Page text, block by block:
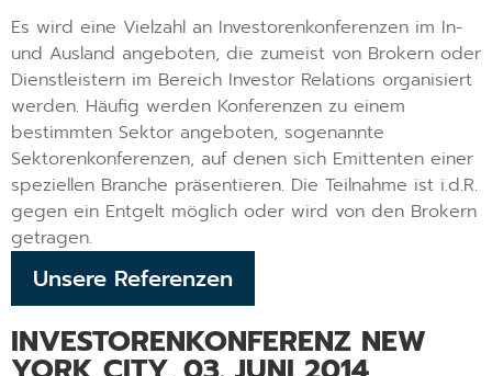
Es wird eine Vielzahl an Investorenkonferenzen im In-
und Ausland angeboten, die zumeist von Brokern oder
Dienstleistern im Bereich Investor Relations organisiert
werden. Häufig werden Konferenzen zu einem
bestimmten Sektor angeboten, sogenannte
Sektorenkonferenzen, auf denen sich Emittenten einer
speziellen Branche präsentieren. Die Teilnahme ist i.d.R.
gegen ein Entgelt möglich oder wird von den Brokern
getragen.
Unsere Referenzen
INVESTORENKONFERENZ NEW